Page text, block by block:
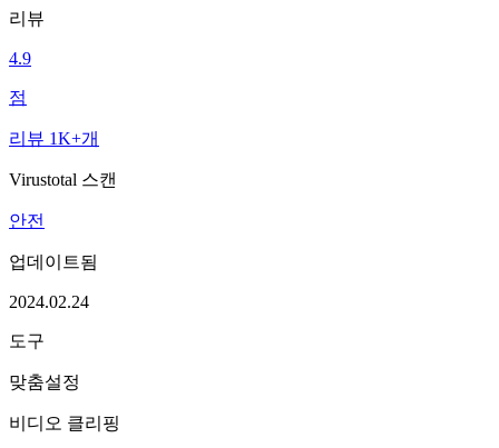
리뷰
4.9
점
리뷰 1K+개
Virustotal 스캔
안전
업데이트됨
2024.02.24
도구
맞춤설정
비디오 클리핑